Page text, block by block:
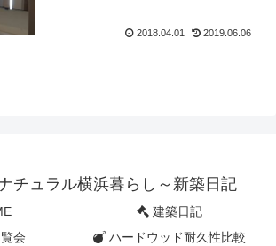
2018.04.01 2019.06.06
チュラル横浜暮らし～新築日記
建築日記
会
ハードウッド耐久性比較